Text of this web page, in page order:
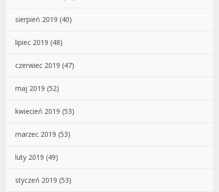
sierpień 2019 (40)
lipiec 2019 (48)
czerwiec 2019 (47)
maj 2019 (52)
kwiecień 2019 (53)
marzec 2019 (53)
luty 2019 (49)
styczeń 2019 (53)